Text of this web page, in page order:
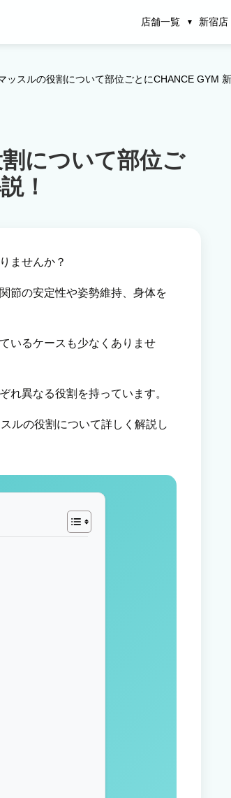
店舗一覧 新宿店
ッスルの役割について部位ごとにCHANCE GYM
について部位ご
！
ませんか？
節の安定性や姿勢維持、身体を
いるケースも少なくありませ
れ異なる役割を持っています。
ルの役割について詳しく解説し